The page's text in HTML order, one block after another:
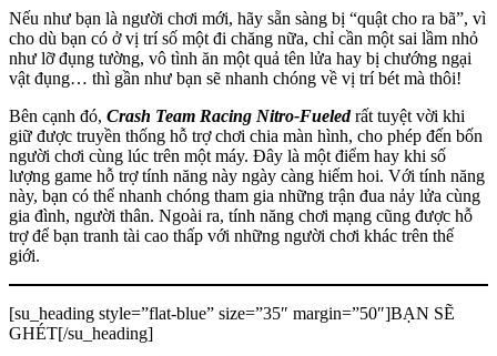
Nếu như bạn là người chơi mới, hãy sẵn sàng bị “quật cho ra bã”, vì
cho dù bạn có ở vị trí số một đi chăng nữa, chỉ cần một sai lầm nhỏ
như lỡ đụng tường, vô tình ăn một quả tên lửa hay bị chướng ngại
vật đụng… thì gần như bạn sẽ nhanh chóng về vị trí bét mà thôi!
Bên cạnh đó, Crash Team Racing Nitro-Fueledrất tuyệt vời khi
giữ được truyền thống hỗ trợ chơi chia màn hình, cho phép đến bốn
người chơi cùng lúc trên một máy. Đây là một điểm hay khi số
lượng game hỗ trợ tính năng này ngày càng hiếm hoi. Với tính năng
này, bạn có thể nhanh chóng tham gia những trận đua nảy lửa cùng
gia đình, người thân. Ngoài ra, tính năng chơi mạng cũng được hỗ
trợ để bạn tranh tài cao thấp với những người chơi khác trên thế
giới.
[su_heading style=”flat-blue” size=”35″ margin=”50″]BẠN SẼ
GHÉT[/su_heading]